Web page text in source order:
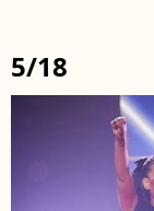
5/18